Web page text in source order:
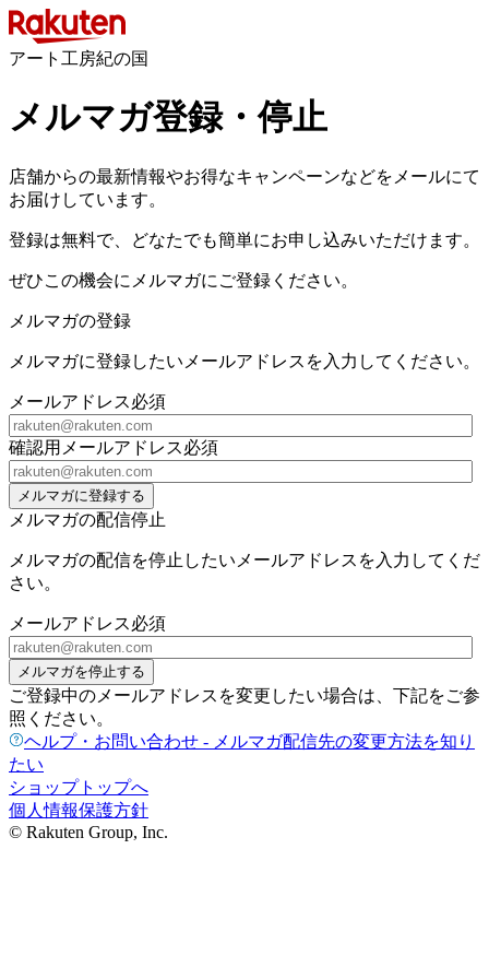
アート工房紀の国
メルマガ登録・停止
店舗からの最新情報やお得なキャンペーンなどをメールにて
お届けしています。
登録は無料で、どなたでも簡単にお申し込みいただけます。
ぜひこの機会にメルマガにご登録ください。
メルマガの登録
メルマガに登録したいメールアドレスを入力してください。
メールアドレス必須
確認用メールアドレス必須
メルマガに登録する
メルマガの配信停止
メルマガの配信を停止したいメールアドレスを入力してくだ
さい。
メールアドレス必須
メルマガを停止する
ご登録中のメールアドレスを変更したい場合は、下記をご参
照ください。
ヘルプ・お問い合わせ - メルマガ配信先の変更方法を知り
たい
ショップトップへ
個人情報保護方針
© Rakuten Group, Inc.